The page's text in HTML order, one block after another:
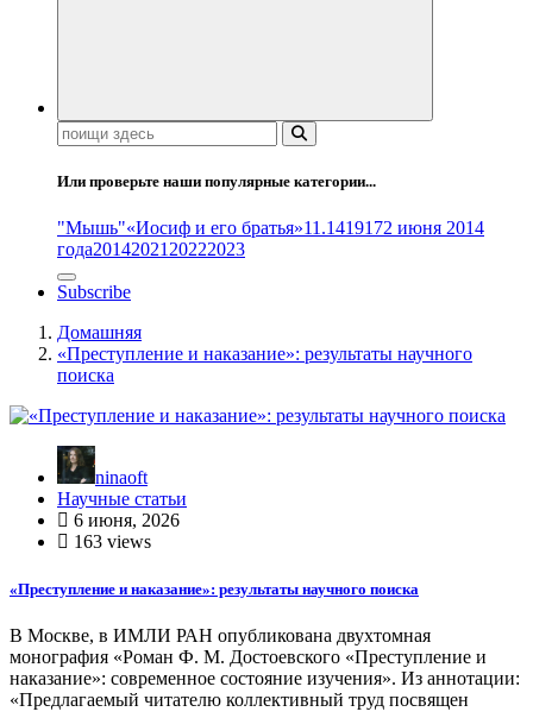
Поиск:
Или проверьте наши популярные категории...
"Мышь"«Иосиф и его братья»11.1419172 июня 2014
года2014202120222023
Subscribe
Домашняя
«Преступление и наказание»: результаты научного
поиска
ninaoft
Научные статьи
6 июня, 2026
163 views
«Преступление и наказание»: результаты научного поиска
В Москве, в ИМЛИ РАН опубликована двухтомная
монография «Роман Ф. М. Достоевского «Преступление и
наказание»: современное состояние изучения». Из аннотации:
«Предлагаемый читателю коллективный труд посвящен